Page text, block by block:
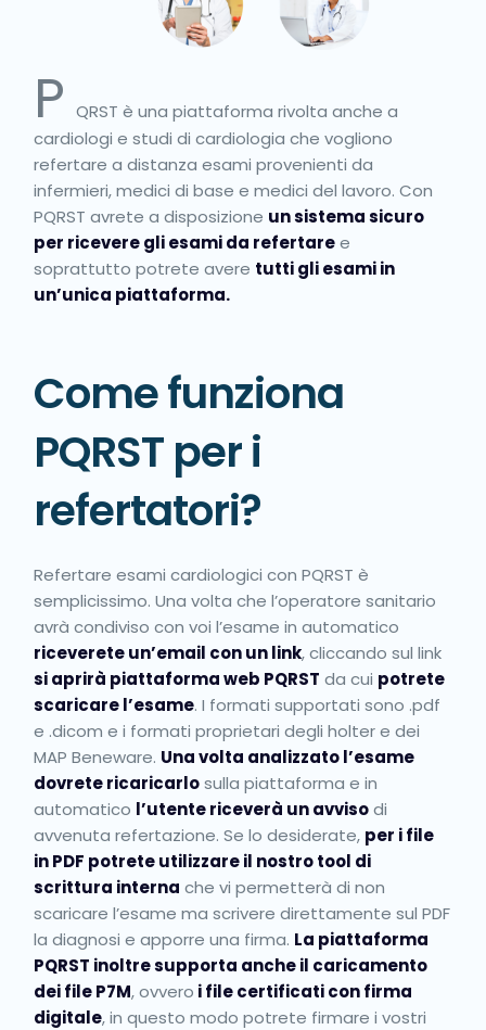
P QRST è una piattaforma rivolta anche a
cardiologi e studi di cardiologia che vogliono
refertare a distanza esami provenienti da
infermieri, medici di base e medici del lavoro. Con
PQRST avrete a disposizione un sistema sicuro
per ricevere gli esami da refertaree
soprattutto potrete avere tutti gli esami in
un’unica piattaforma.
Come funziona
PQRST per i
refertatori?
Refertare esami cardiologici con PQRST è
semplicissimo. Una volta che l’operatore sanitario
avrà condiviso con voi l’esame in automatico
riceverete un’email con un link, cliccando sul link
si aprirà piattaforma web PQRST da cui potrete
scaricare l’esame. I formati supportati sono .pdf
e .dicom e i formati proprietari degli holter e dei
MAP Beneware. Una volta analizzato l’esame
dovrete ricaricarlosulla piattaforma e in
automatico l’utente riceverà un avvisodi
avvenuta refertazione. Se lo desiderate, per i file
in PDF potrete utilizzare il nostro tool di
scrittura interna che vi permetterà di non
scaricare l’esame ma scrivere direttamente sul PDF
la diagnosi e apporre una firma. La piattaforma
PQRST inoltre supporta anche il caricamento
dei file P7M, ovvero i file certificati con firma
digitale, in questo modo potrete firmare i vostri